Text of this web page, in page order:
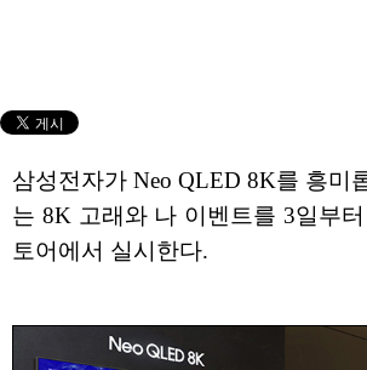
삼성전자가 Neo QLED 8K를 흥미
는 8K 고래와 나 이벤트를 3일부
토어에서 실시한다.